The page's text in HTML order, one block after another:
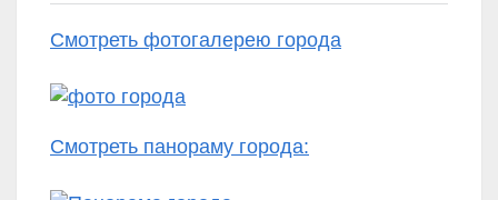
Смотреть фотогалерею города
Смотреть панораму города: